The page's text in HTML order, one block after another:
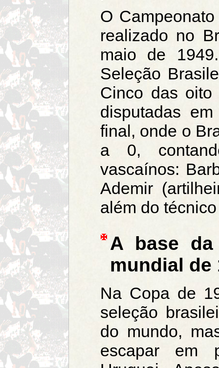
O
realizado no
maio de
Seleção
Cinco das oito
disputadas
final, onde o
a 0,
vascaínos:
Ademir
além do
A base da
mundial de
Na Copa de
seleção
do mundo,
escapar em